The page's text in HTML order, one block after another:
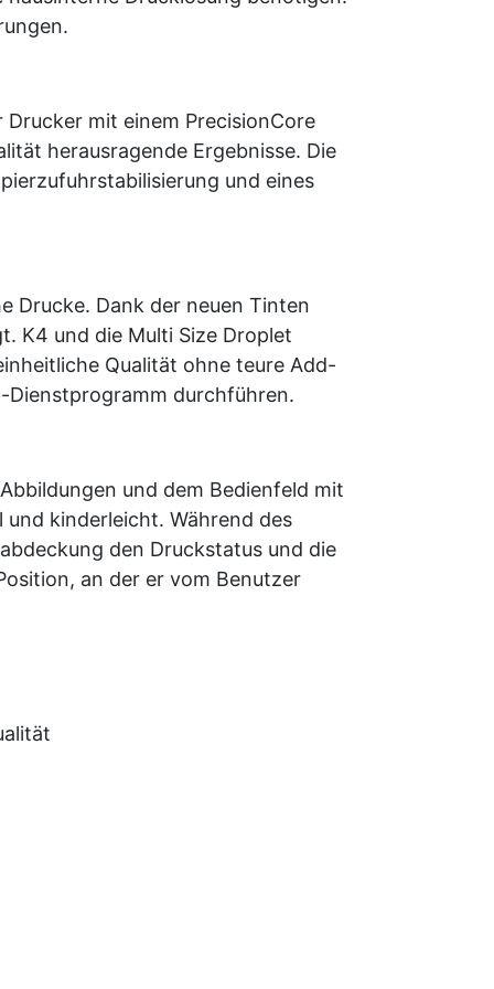
mit einem PrecisionCore
herausragende Ergebnisse. Die
und eines
Drucke. Dank der neuen Tinten
K4 und die Multi Size Droplet
Qualität ohne teure Add-
Dienstprogramm durchführen.
und dem Bedienfeld mit
kinderleicht. Während des
den Druckstatus und die
an der er vom Benutzer